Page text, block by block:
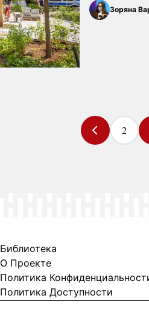
Зоряна
2
Библиотека
О Проекте
Политика
Политика Доступности